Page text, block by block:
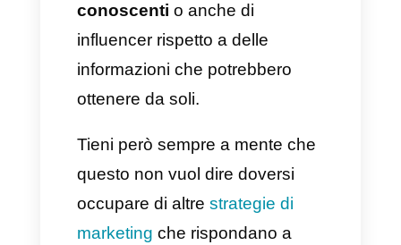
acquistino i prodotti e i servizi
da te offerti. Ciò è
particolarmente utile all’interno
i clienti credono molto nelle
raccomandazioni dei propri
conoscentio anche di